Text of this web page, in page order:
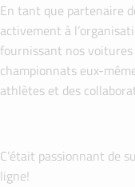
En tant que partenaire
activement à
fournissant nos
championnats eux-
athlètes et des
C’était passionnant de
ligne!